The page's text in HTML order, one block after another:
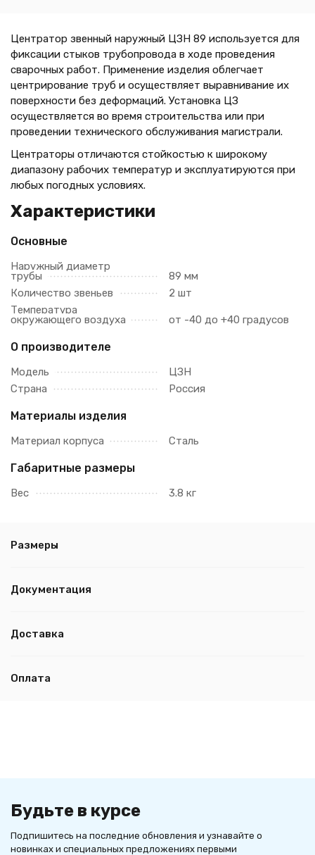
Центратор звенный наружный ЦЗН 89 используется для
фиксации стыков трубопровода в ходе проведения
сварочных работ. Применение изделия облегчает
центрирование труб и осуществляет выравнивание их
поверхности без деформаций. Установка ЦЗ
осуществляется во время строительства или при
проведении технического обслуживания магистрали.
Центраторы отличаются стойкостью к широкому
диапазону рабочих температур и эксплуатируются при
любых погодных условиях.
Характеристики
Основные
Наружный диаметр
трубы
89 мм
Количество звеньев
2 шт
Температура
окружающего воздуха от -40 до +40 градусов
О производителе
Модель
ЦЗН
Страна
Россия
Материалы изделия
Материал корпуса Сталь
Габаритные размеры
Вес 3.8 кг
Размеры
Документация
Доставка
Оплата
Будьте в курсе
Подпишитесь на последние обновления и узнавайте о
новинках и специальных предложениях первыми